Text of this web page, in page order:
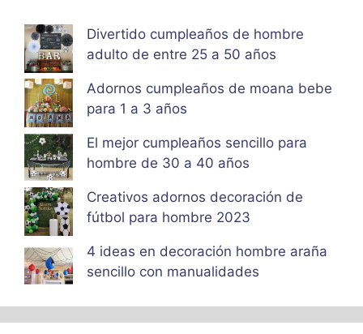
Divertido cumpleaños de hombre
adulto de entre 25 a 50 años
Adornos cumpleaños de moana bebe
para 1 a 3 años
El mejor cumpleaños sencillo para
hombre de 30 a 40 años
Creativos adornos decoración de
fútbol para hombre 2023
4 ideas en decoración hombre araña
sencillo con manualidades